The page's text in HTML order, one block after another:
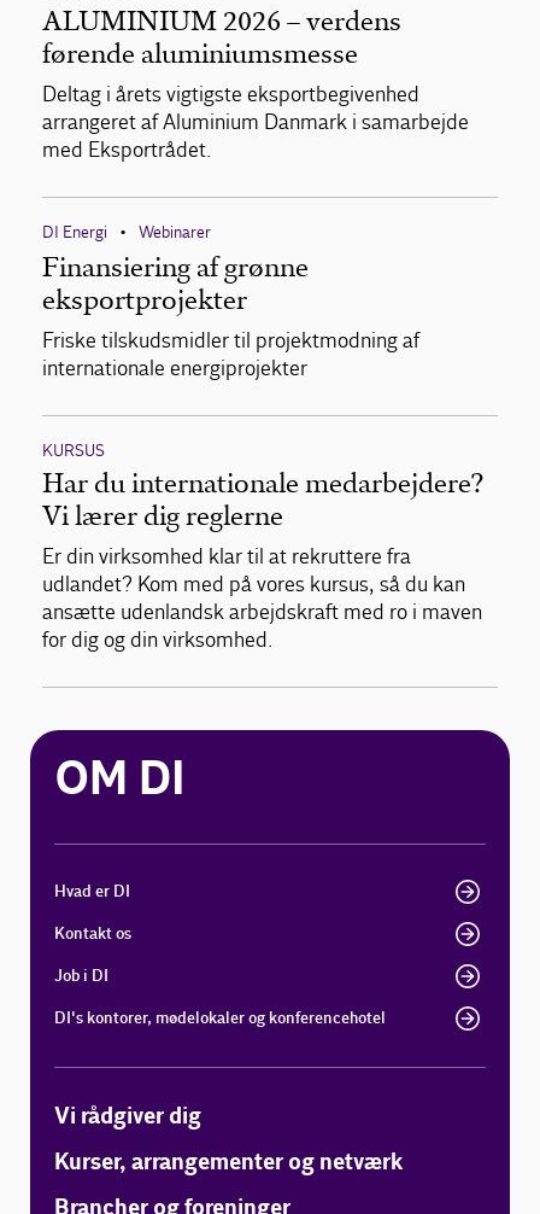
ALUMINIUM 2026 – verdens
førende aluminiumsmesse
Deltag i årets vigtigste eksportbegivenhed
arrangeret af Aluminium Danmark i samarbejde
med Eksportrådet.
DI Energi • Webinarer
Finansiering af grønne
eksportprojekter
Friske tilskudsmidler til projektmodning af
internationale energiprojekter
KURSUS
Har du internationale medarbejdere?
Vi lærer dig reglerne
Er din virksomhed klar til at rekruttere fra
udlandet? Kom med på vores kursus, så du kan
ansætte udenlandsk arbejdskraft med ro i maven
for dig og din virksomhed.
OM DI
Hvad er DI
Kontakt os
Job i DI
DI's kontorer, mødelokaler og konferencehotel
Vi rådgiver dig
Kurser, arrangementer og netværk